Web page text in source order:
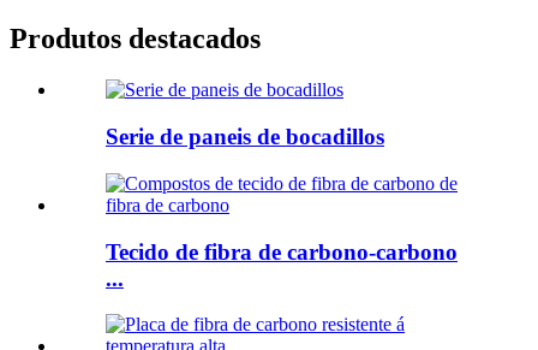
Produtos destacados
Serie de paneis de bocadillos
Tecido de fibra de carbono-carbono
...